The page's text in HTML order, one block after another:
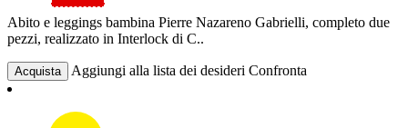
Abito e leggings bambina Pierre Nazareno Gabrielli, completo due
pezzi, realizzato in Interlock di C..
Acquista Aggiungi alla lista dei desideri Confronta